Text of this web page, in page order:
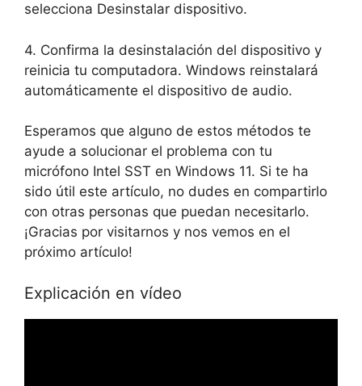
selecciona Desinstalar dispositivo.
4. Confirma la desinstalación del dispositivo y
reinicia tu computadora. Windows reinstalará
automáticamente el dispositivo de audio.
Esperamos que alguno de estos métodos te
ayude a solucionar el problema con tu
micrófono Intel SST en Windows 11. Si te ha
sido útil este artículo, no dudes en compartirlo
con otras personas que puedan necesitarlo.
¡Gracias por visitarnos y nos vemos en el
próximo artículo!
Explicación en vídeo